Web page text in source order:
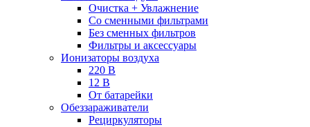
Очистка + Увлажнение
Cо сменными фильтрами
Без сменных фильтров
Фильтры и аксессуары
Ионизаторы воздуха
220 В
12 В
От батарейки
Обеззараживатели
Рециркуляторы